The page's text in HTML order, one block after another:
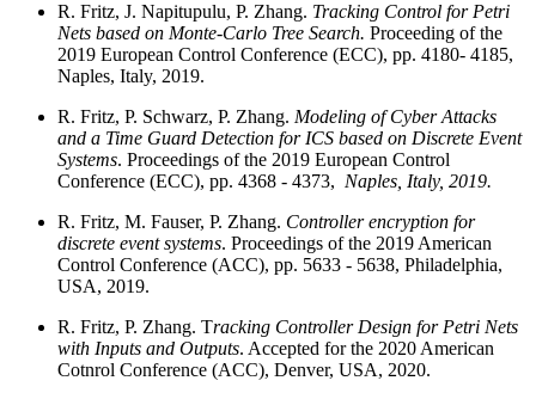
R. Fritz, J. Napitupulu, P. Zhang. Tracking Control for Petri
Nets based on Monte-Carlo Tree Search. Proceeding of the
2019 European Control Conference (ECC), pp. 4180- 4185,
Naples, Italy, 2019.
R. Fritz, P. Schwarz, P. Zhang. Modeling of Cyber Attacks
and a Time Guard Detection for ICS based on Discrete Event
Systems. Proceedings of the 2019 European Control
Conference (ECC), pp. 4368 - 4373, Naples, Italy, 2019.
R. Fritz, M. Fauser, P. Zhang. Controller encryption for
discrete event systems. Proceedings of the 2019 American
Control Conference (ACC), pp. 5633 - 5638, Philadelphia,
USA, 2019.
R. Fritz, P. Zhang. Tracking Controller Design for Petri Nets
with Inputs and Outputs. Accepted for the 2020 American
Cotnrol Conference (ACC), Denver, USA, 2020.